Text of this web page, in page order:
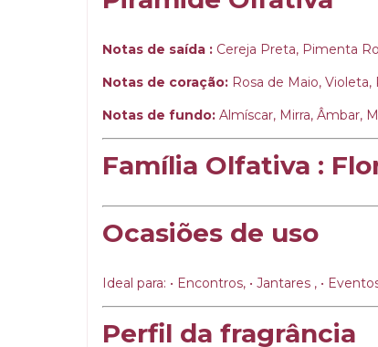
Notas de saída : Cereja Preta, Pimenta
Notas de coração: Rosa de Maio, Violeta,
Notas de fundo: Almíscar, Mirra, Âmbar,
Família Olfativa :
Ocasiões de uso
Ideal para: • Encontros, • Jantares , •
Perfil da fragrância